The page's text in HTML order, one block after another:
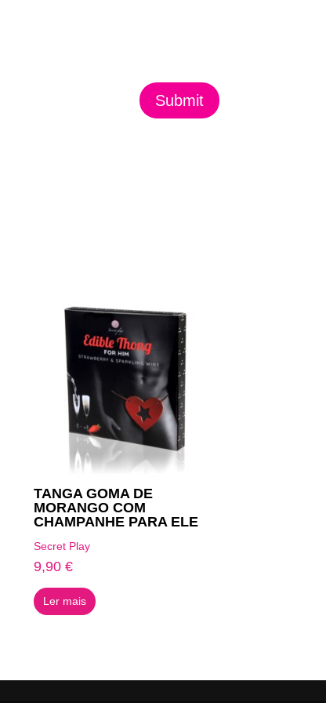
Submit
TANGA GOMA DE
MORANGO COM
CHAMPANHE PARA ELE
Secret Play
9,90€
Ler mais